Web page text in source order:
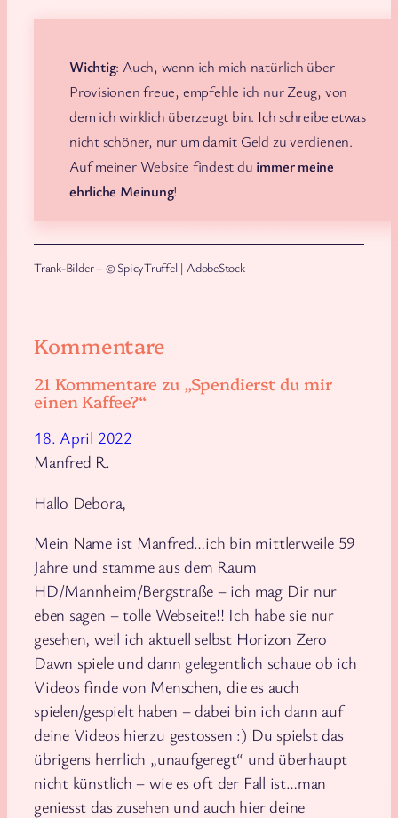
Wichtig: Auch, wenn ich mich natürlich über
Provisionen freue, empfehle ich nur Zeug, von
dem ich wirklich überzeugt bin. Ich schreibe etwas
nicht schöner, nur um damit Geld zu verdienen.
Auf meiner Website findest du immer meine
ehrliche Meinung!
Trank-Bilder – © SpicyTruffel | AdobeStock
Kommentare
21 Kommentare zu „Spendierst du mir
einen Kaffee?“
18. April 2022
Manfred R.
Hallo Debora,
Mein Name ist Manfred…ich bin mittlerweile 59
Jahre und stamme aus dem Raum
HD/Mannheim/Bergstraße – ich mag Dir nur
eben sagen – tolle Webseite!! Ich habe sie nur
gesehen, weil ich aktuell selbst Horizon Zero
Dawn spiele und dann gelegentlich schaue ob ich
Videos finde von Menschen, die es auch
spielen/gespielt haben – dabei bin ich dann auf
deine Videos hierzu gestossen :) Du spielst das
übrigens herrlich „unaufgeregt“ und überhaupt
nicht künstlich – wie es oft der Fall ist…man
geniesst das zusehen und auch hier deine